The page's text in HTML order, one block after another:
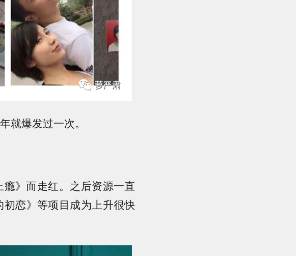
就爆发过一次。
》而走红。之后资源一直
恋》等项目成为上升很快